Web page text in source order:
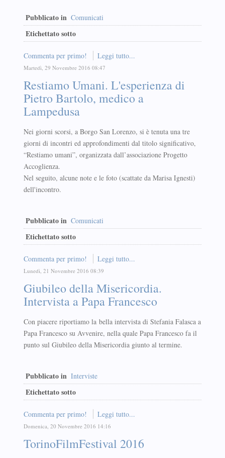
Pubblicato in Comunicati
Etichettato sotto
Commenta per primo! Leggi tutto...
Martedì, 29 Novembre 2016 08:47
Restiamo Umani. L'esperienza di
Pietro Bartolo, medico a
Lampedusa
Nei giorni scorsi, a Borgo San Lorenzo, si è tenuta una tre
giorni di incontri ed approfondimenti dal titolo significativo,
“Restiamo umani”, organizzata dall’associazione Progetto
Accoglienza.
Nel seguito, alcune note e le foto (scattate da Marisa Ignesti)
dell'incontro.
Pubblicato in Comunicati
Etichettato sotto
Commenta per primo! Leggi tutto...
Lunedì, 21 Novembre 2016 08:39
Giubileo della Misericordia.
Intervista a Papa Francesco
Con piacere riportiamo la bella intervista di Stefania Falasca a
Papa Francesco su Avvenire, nella quale Papa Francesco fa il
punto sul Giubileo della Misericordia giunto al termine.
Pubblicato in Interviste
Etichettato sotto
Commenta per primo! Leggi tutto...
Domenica, 20 Novembre 2016 14:16
TorinoFilmFestival 2016